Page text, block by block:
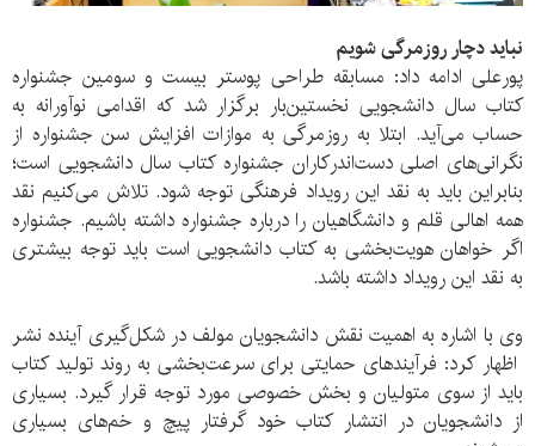
نباید دچار روزمرگی شویم
پورعلی ادامه داد: مسابقه طراحی پوستر بیست و سومین جشنواره
کتاب سال دانشجویی نخستین‌بار برگزار شد که اقدامی نوآورانه به
حساب می‌آید. ابتلا به روزمرگی به موازات افزایش سن جشنواره از
نگرانی‌های اصلی دست‌اندرکاران جشنواره کتاب سال دانشجویی است؛
بنابراین باید به نقد این رویداد فرهنگی توجه شود. تلاش می‌کنیم نقد
همه اهالی قلم و دانشگاهیان را درباره جشنواره داشته باشیم. جشنواره
اگر خواهان هویت‌بخشی به کتاب دانشجویی است باید توجه بیشتری
به نقد این رویداد داشته باشد.
وی با اشاره به اهمیت نقش دانشجویان مولف در شکل‌گیری آینده نشر
اظهار کرد: فرآیندهای حمایتی برای سرعت‌بخشی به روند تولید کتاب
باید از سوی متولیان و بخش خصوصی مورد توجه قرار گیرد. بسیاری
از دانشجویان در انتشار کتاب خود گرفتار پیچ و خم‌های بسیاری